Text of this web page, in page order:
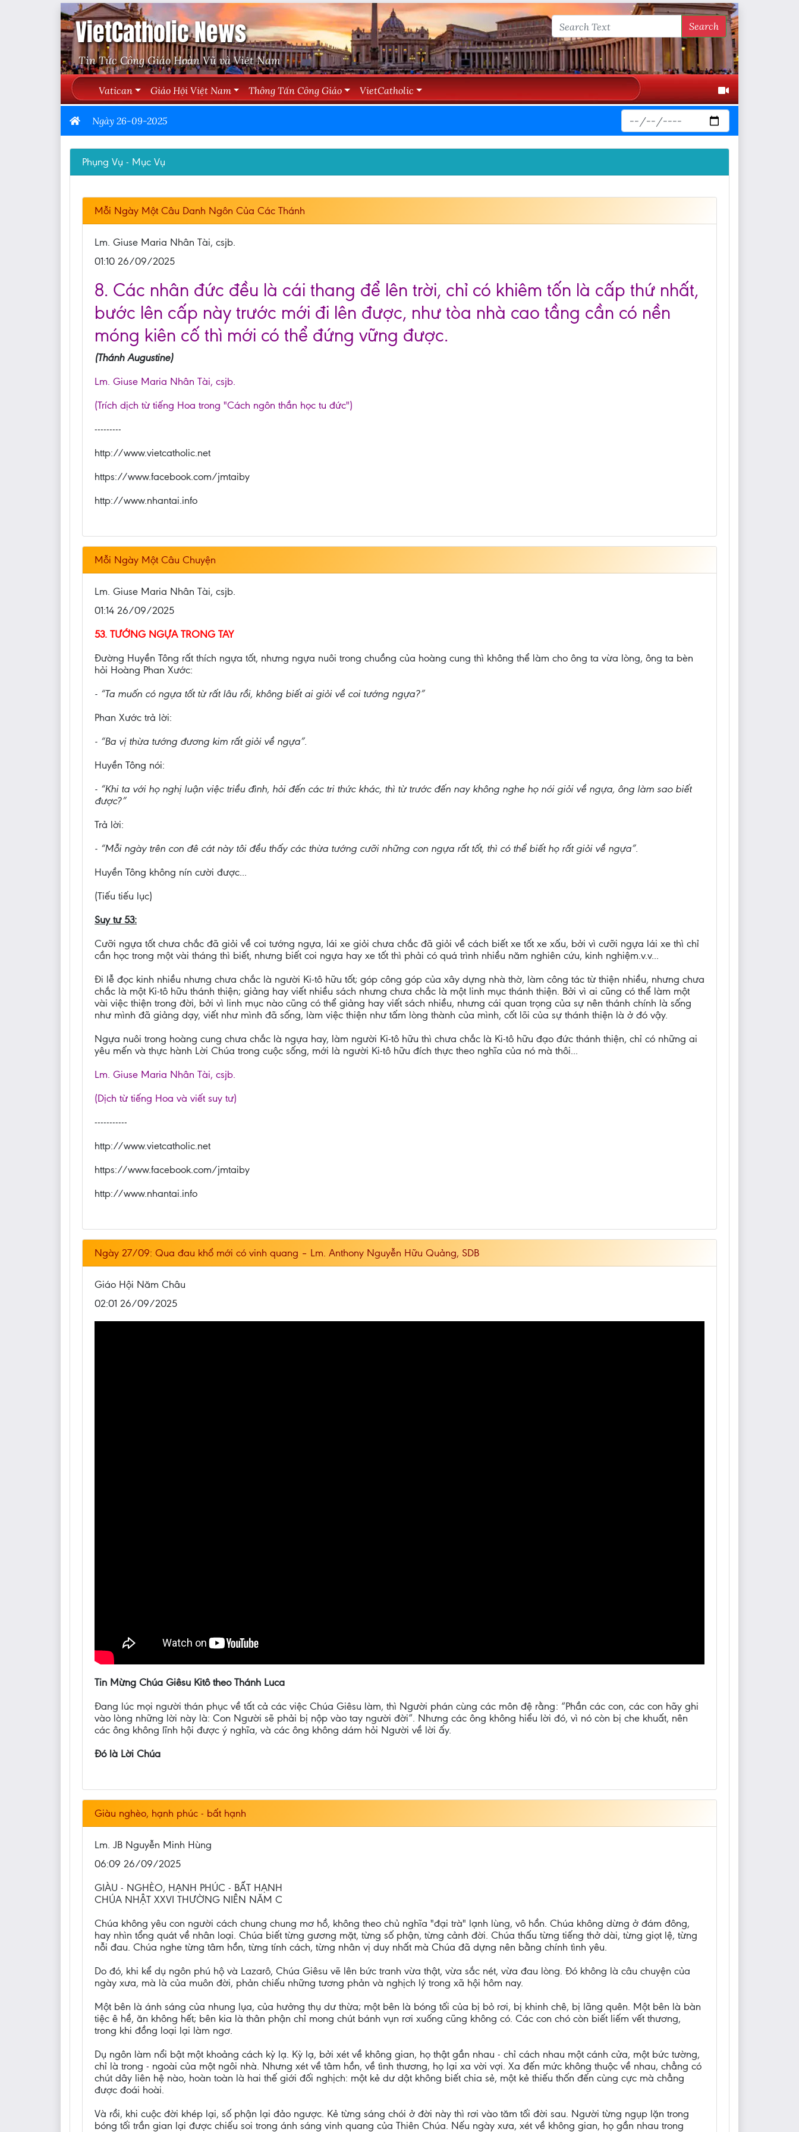
VietCatholic News
Tin Tức Công Giáo Hoàn Vũ và Việt Nam
Search
Vatican Giáo Hội Việt Nam Thông Tấn Công Giáo VietCatholic
Ngày 26-09-2025
Phụng Vụ - Mục Vụ
Mỗi Ngày Một Câu Danh Ngôn Của Các Thánh
Lm. Giuse Maria Nhân Tài, csjb.
01:10 26/09/2025
8. Các nhân đức đều là cái thang để lên trời, chỉ có khiêm tốn là cấp thứ nhất,
bước lên cấp này trước mới đi lên được, như tòa nhà cao tầng cần có nền
móng kiên cố thì mới có thể đứng vững được.
(Thánh Augustine)
Lm. Giuse Maria Nhân Tài, csjb.
(Trích dịch từ tiếng Hoa trong "Cách ngôn thần học tu đức")
---------
http://www.vietcatholic.net
https://www.facebook.com/jmtaiby
http://www.nhantai.info
Mỗi Ngày Một Câu Chuyện
Lm. Giuse Maria Nhân Tài, csjb.
01:14 26/09/2025
53. TƯỚNG NGỰA TRONG TAY
Đường Huyền Tông rất thích ngựa tốt, nhưng ngựa nuôi trong chuồng của hoàng cung thì không thể làm cho ông ta vừa lòng, ông ta bèn
hỏi Hoàng Phan Xước:
- “Ta muốn có ngựa tốt từ rất lâu rồi, không biết ai giỏi về coi tướng ngựa?”
Phan Xước trả lời:
- “Ba vị thừa tướng đương kim rất giỏi về ngựa”.
Huyền Tông nói:
- “Khi ta với họ nghị luận việc triều đình, hỏi đến các tri thức khác, thì từ trước đến nay không nghe họ nói giỏi về ngựa, ông làm sao biết
được?”
Trả lời:
- “Mỗi ngày trên con đê cát này tôi đều thấy các thừa tướng cưỡi những con ngựa rất tốt, thì có thể biết họ rất giỏi về ngựa”.
Huyền Tông không nín cười được...
(Tiếu tiếu lục)
Suy tư 53:
Cưỡi ngựa tốt chưa chắc đã giỏi về coi tướng ngựa, lái xe giỏi chưa chắc đã giỏi về cách biết xe tốt xe xấu, bởi vì cưỡi ngựa lái xe thì chỉ
cần học trong một vài tháng thì biết, nhưng biết coi ngựa hay xe tốt thì phải có quá trình nhiều năm nghiên cứu, kinh nghiệm.v.v...
Đi lễ đọc kinh nhiều nhưng chưa chắc là người Ki-tô hữu tốt; góp công góp của xây dựng nhà thờ, làm công tác từ thiện nhiều, nhưng chưa
chắc là một Ki-tô hữu thánh thiện; giảng hay viết nhiều sách nhưng chưa chắc là một linh mục thánh thiện. Bởi vì ai cũng có thể làm một
vài việc thiện trong đời, bởi vì linh mục nào cũng có thể giảng hay viết sách nhiều, nhưng cái quan trọng của sự nên thánh chính là sống
như mình đã giảng dạy, viết như mình đã sống, làm việc thiện như tấm lòng thành của mình, cốt lõi của sự thánh thiện là ở đó vậy.
Ngựa nuôi trong hoàng cung chưa chắc là ngựa hay, làm người Ki-tô hữu thì chưa chắc là Ki-tô hữu đạo đức thánh thiện, chỉ có những ai
yêu mến và thực hành Lời Chúa trong cuộc sống, mới là người Ki-tô hữu đích thực theo nghĩa của nó mà thôi...
Lm. Giuse Maria Nhân Tài, csjb.
(Dịch từ tiếng Hoa và viết suy tư)
-----------
http://www.vietcatholic.net
https://www.facebook.com/jmtaiby
http://www.nhantai.info
Ngày 27/09: Qua đau khổ mới có vinh quang – Lm. Anthony Nguyễn Hữu Quảng, SDB
Giáo Hội Năm Châu
02:01 26/09/2025
Tin Mừng Chúa Giêsu Kitô theo Thánh Luca
Ðang lúc mọi người thán phục về tất cả các việc Chúa Giêsu làm, thì Người phán cùng các môn đệ rằng: “Phần các con, các con hãy ghi
vào lòng những lời này là: Con Người sẽ phải bị nộp vào tay người đời”. Nhưng các ông không hiểu lời đó, vì nó còn bị che khuất, nên
các ông không lĩnh hội được ý nghĩa, và các ông không dám hỏi Người về lời ấy.
Đó là Lời Chúa
Giàu nghèo, hạnh phúc - bất hạnh
Lm. JB Nguyễn Minh Hùng
06:09 26/09/2025
GIÀU - NGHÈO, HẠNH PHÚC - BẤT HẠNH
CHÚA NHẬT XXVI THƯỜNG NIÊN NĂM C
Chúa không yêu con người cách chung chung mơ hồ, không theo chủ nghĩa "đại trà" lạnh lùng, vô hồn. Chúa không dừng ở đám đông,
hay nhìn tổng quát về nhân loại. Chúa biết từng gương mặt, từng số phận, từng cảnh đời. Chúa thấu từng tiếng thở dài, từng giọt lệ, từng
nỗi đau. Chúa nghe từng tâm hồn, từng tính cách, từng nhân vị duy nhất mà Chúa đã dựng nên bằng chính tình yêu.
Do đó, khi kể dụ ngôn phú hộ và Lazarô, Chúa Giêsu vẽ lên bức tranh vừa thật, vừa sắc nét, vừa đau lòng. Đó không là câu chuyện của
ngày xưa, mà là của muôn đời, phản chiếu những tương phản và nghịch lý trong xã hội hôm nay.
Một bên là ánh sáng của nhung lụa, của hưởng thụ dư thừa; một bên là bóng tối của bị bỏ rơi, bị khinh chê, bị lãng quên. Một bên là bàn
tiệc ê hề, ăn không hết; bên kia là thân phận chỉ mong chút bánh vụn rơi xuống cũng không có. Các con chó còn biết liếm vết thương,
trong khi đồng loại lại làm ngơ.
Dụ ngôn làm nổi bật một khoảng cách kỳ lạ. Kỳ lạ, bởi xét về không gian, họ thật gần nhau - chỉ cách nhau một cánh cửa, một bức tường,
chỉ là trong - ngoài của một ngôi nhà. Nhưng xét về tâm hồn, về tình thương, họ lại xa vời vợi. Xa đến mức không thuộc về nhau, chẳng có
chút dây liên hệ nào, hoàn toàn là hai thế giới đối nghịch: một kẻ dư dật không biết chia sẻ, một kẻ thiếu thốn đến cùng cực mà chẳng
được đoái hoài.
Và rồi, khi cuộc đời khép lại, số phận lại đảo ngược. Kẻ từng sáng chói ở đời này thì rơi vào tăm tối đời sau. Người từng ngụp lặn trong
bóng tối trần gian lại được chiếu soi trong ánh sáng vinh quang của Thiên Chúa. Nếu ngày xưa, xét về không gian, họ gần nhau trong